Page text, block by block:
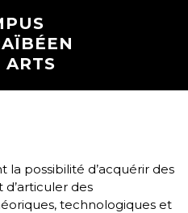
ARTS
la possibilité d’acquérir des
des
technologiques et